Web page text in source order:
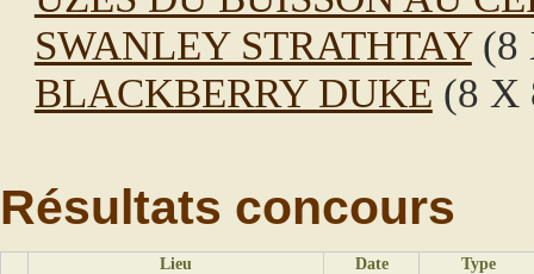
SWANLEY STRATHTAY(8
BLACKBERRY DUKE (8 X
Résultats concours
Lieu Date
Type